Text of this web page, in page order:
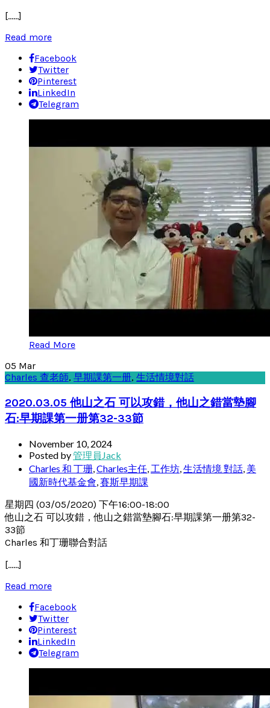
[……]
Read more
Facebook
Twitter
Pinterest
LinkedIn
Telegram
Read More
05 Mar
Charles 查老師, 早期課第一册, 生活情境對話
2020.03.05 他山之石 可以攻錯，他山之錯當墊腳
石:早期課第一册第32-33節
November 10, 2024
Posted by管理員Jack
Charles 和 丁珊,Charles主任, 工作坊,生活情境 對話, 美
國新時代基金會,賽斯早期課
星期四 (03/05/2020) 下午16:00-18:00
他山之石 可以攻錯，他山之錯當墊腳石:早期課第一册第32-
33節
Charles 和丁珊聯合對話
[……]
Read more
Facebook
Twitter
Pinterest
LinkedIn
Telegram